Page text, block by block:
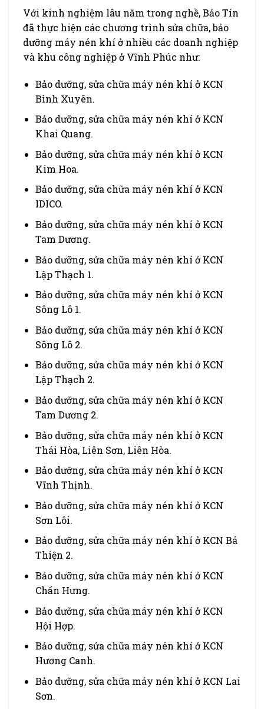
Với kinh nghiệm lâu năm trong nghề, Bảo Tín
đã thực hiện các chương trình sửa chữa, bảo
dưỡng máy nén khí ở nhiều các doanh nghiệp
và khu công nghiệp ở Vĩnh Phúc như:
Bảo dưỡng, sửa chữa máy nén khí ở KCN
Bình Xuyên.
Bảo dưỡng, sửa chữa máy nén khí ở KCN
Khai Quang.
Bảo dưỡng, sửa chữa máy nén khí ở KCN
Kim Hoa.
Bảo dưỡng, sửa chữa máy nén khí ở KCN
IDICO.
Bảo dưỡng, sửa chữa máy nén khí ở KCN
Tam Dương.
Bảo dưỡng, sửa chữa máy nén khí ở KCN
Lập Thạch 1.
Bảo dưỡng, sửa chữa máy nén khí ở KCN
Sông Lô 1.
Bảo dưỡng, sửa chữa máy nén khí ở KCN
Sông Lô 2.
Bảo dưỡng, sửa chữa máy nén khí ở KCN
Lập Thạch 2.
Bảo dưỡng, sửa chữa máy nén khí ở KCN
Tam Dương 2.
Bảo dưỡng, sửa chữa máy nén khí ở KCN
Thái Hòa, Liên Sơn, Liên Hòa.
Bảo dưỡng, sửa chữa máy nén khí ở KCN
Vĩnh Thịnh.
Bảo dưỡng, sửa chữa máy nén khí ở KCN
Sơn Lôi.
Bảo dưỡng, sửa chữa máy nén khí ở KCN Bá
Thiện 2.
Bảo dưỡng, sửa chữa máy nén khí ở KCN
Chấn Hưng.
Bảo dưỡng, sửa chữa máy nén khí ở KCN
Hội Hợp.
Bảo dưỡng, sửa chữa máy nén khí ở KCN
Hương Canh.
Bảo dưỡng, sửa chữa máy nén khí ở KCN Lai
Sơn.